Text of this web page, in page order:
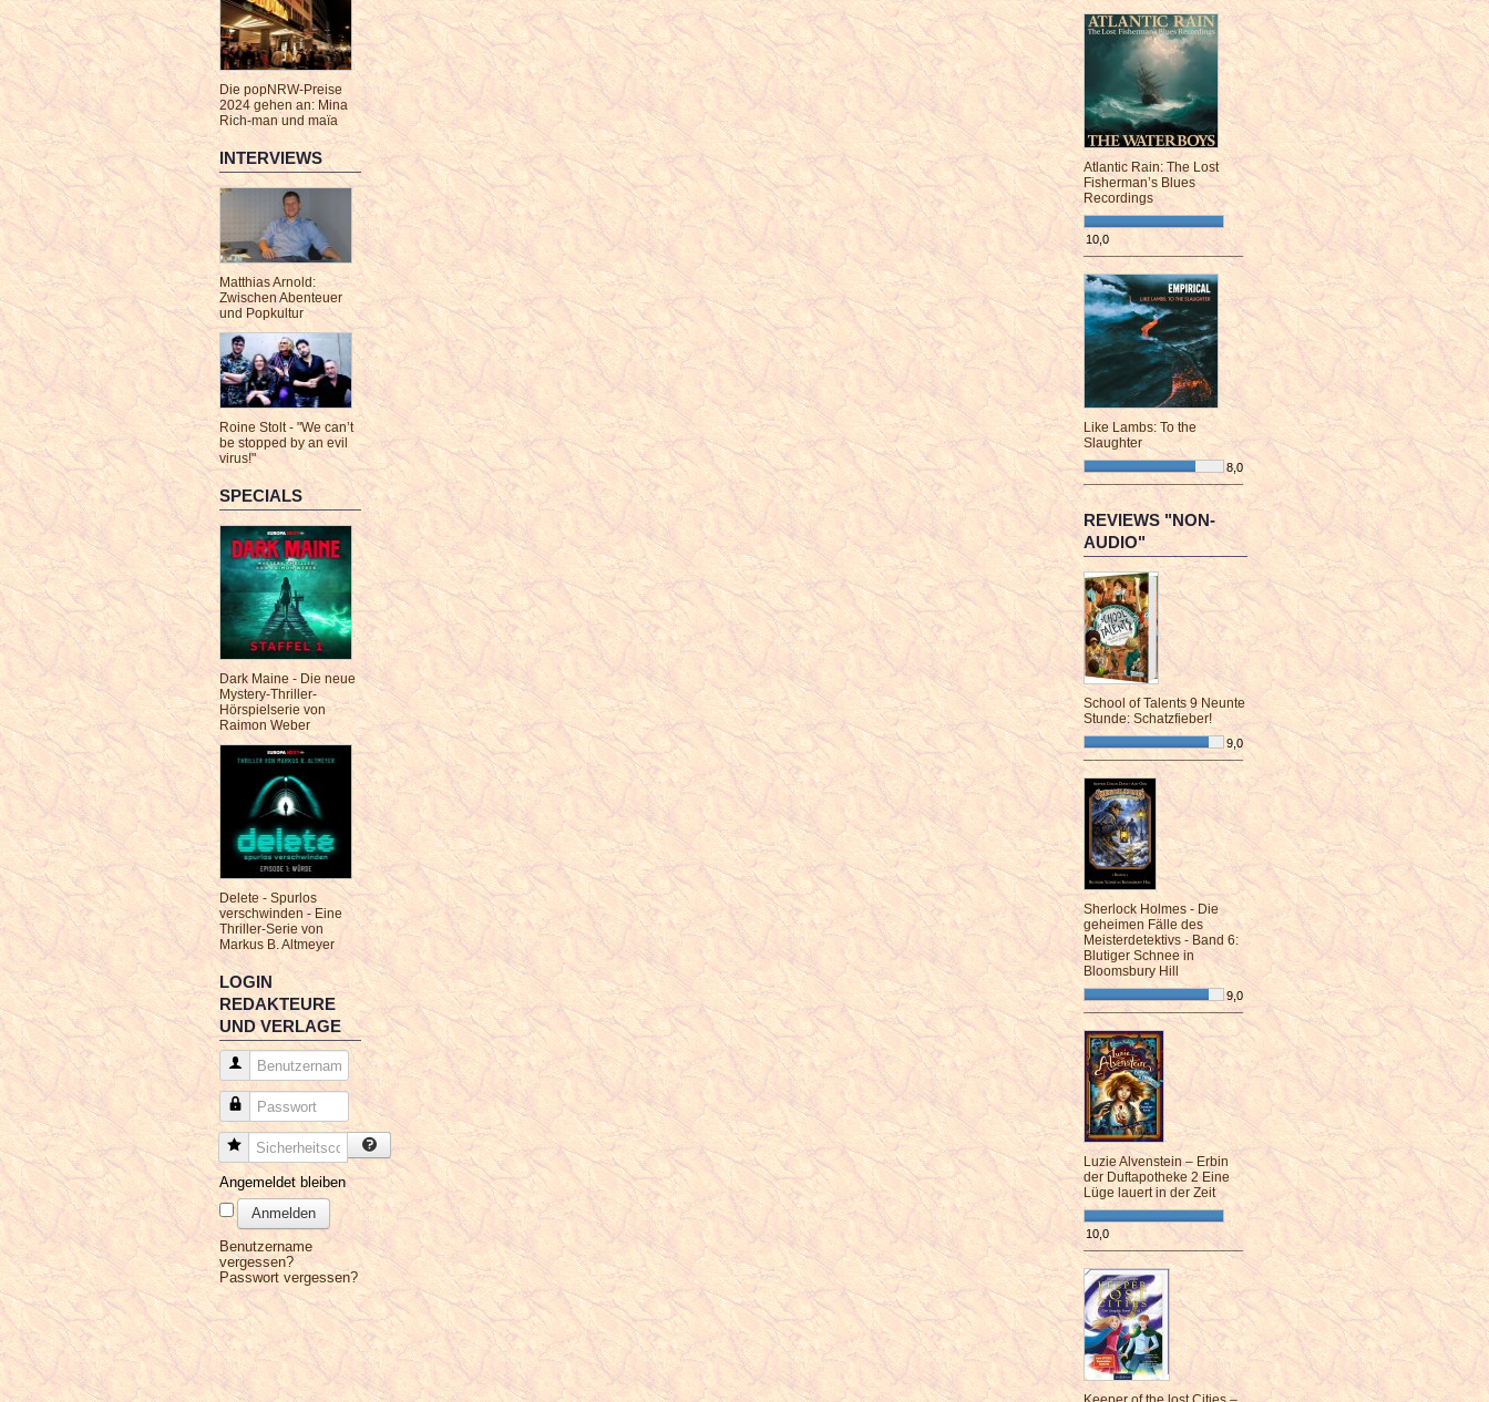
Die popNRW-Preise
2024 gehen an: Mina
Rich-man und maïa
INTERVIEWS
Matthias Arnold:
Zwischen Abenteuer
und Popkultur
Roine Stolt - "We can’t
be stopped by an evil
virus!"
SPECIALS
Dark Maine - Die neue
Mystery-Thriller-
Hörspielserie von
Raimon Weber
Delete - Spurlos
verschwinden - Eine
Thriller-Serie von
Markus B. Altmeyer
LOGIN
REDAKTEURE
UND VERLAGE
Benutzername
Passwort
Sicherheitscode
Angemeldet bleiben
Anmelden
Benutzername
vergessen?
Passwort vergessen?
Atlantic Rain: The Lost
Fisherman’s Blues
Recordings
10,0
¯¯¯¯¯¯¯¯¯¯¯¯¯¯¯¯¯¯¯¯¯¯¯¯
Like Lambs: To the
Slaughter
8,0
¯¯¯¯¯¯¯¯¯¯¯¯¯¯¯¯¯¯¯¯¯¯¯¯
REVIEWS "NON-
AUDIO"
School of Talents 9 Neunte
Stunde: Schatzfieber!
9,0
¯¯¯¯¯¯¯¯¯¯¯¯¯¯¯¯¯¯¯¯¯¯¯¯
Sherlock Holmes - Die
geheimen Fälle des
Meisterdetektivs - Band 6:
Blutiger Schnee in
Bloomsbury Hill
9,0
¯¯¯¯¯¯¯¯¯¯¯¯¯¯¯¯¯¯¯¯¯¯¯¯
Luzie Alvenstein – Erbin
der Duftapotheke 2 Eine
Lüge lauert in der Zeit
10,0
¯¯¯¯¯¯¯¯¯¯¯¯¯¯¯¯¯¯¯¯¯¯¯¯